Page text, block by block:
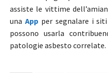
assiste le vittime
una Appper segnalare i
possono usarla
patologie asbesto correlate.